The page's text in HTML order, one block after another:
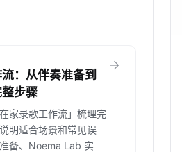
：从伴奏准备到
步骤
家录歌工作流」梳理完
明适合场景和常见误
备、Noema Lab 实
arrow_forward